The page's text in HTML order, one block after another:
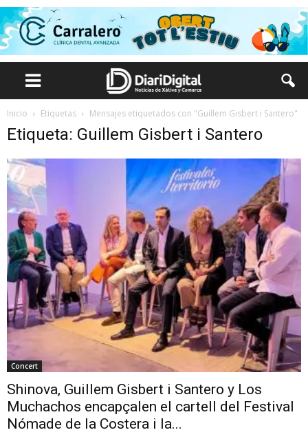
Inicio Etiquetas Mensajes etiquetados con "Guillem Gisbert i Santero"
Etiqueta: Guillem Gisbert i Santero
Concert
Shinova, Guillem Gisbert i Santero y Los
Muchachos encapçalen el cartell del Festival
Nómade de la Costera i la...